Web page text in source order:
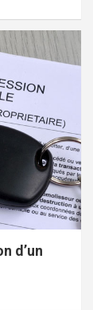
d’un